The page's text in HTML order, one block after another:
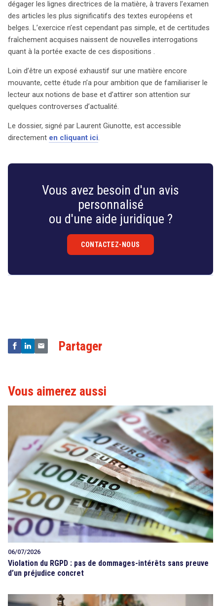
dégager les lignes directrices de la matière, à travers l’examen
des articles les plus significatifs des textes européens et
belges. L’exercice n’est cependant pas simple, et de certitudes
fraîchement acquises naissent de nouvelles interrogations
quant à la portée exacte de ces dispositions .
Loin d’être un exposé exhaustif sur une matière encore
mouvante, cette étude n’a pour ambition que de familiariser le
lecteur aux notions de base et d’attirer son attention sur
quelques controverses d’actualité.
Le dossier, signé par Laurent Giunotte, est accessible
directement en cliquant ici.
Vous avez besoin d'un avis
personnalisé
ou d'une aide juridique ?
CONTACTEZ-NOUS
Partager
Vous aimerez aussi
06/07/2026
Violation du RGPD : pas de dommages-intérêts sans preuve
d’un préjudice concret